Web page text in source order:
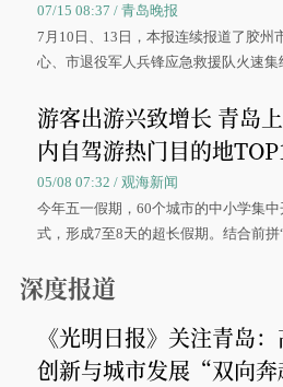
07/15 08:37 / 青岛晚报
7月10日、13日，本报连续报道了胶州
心、市退役军人兵锋应急救援队火速集
游客出游兴致增长 青岛
内自驾游热门目的地
05/08 07:32 / 观海新闻
今年五一假期，60个城市的中小学集
式，形成7至8天的超长假期。结合前拼
深度报道
《光明日报》关注青岛
创新与城市发展“双向奔